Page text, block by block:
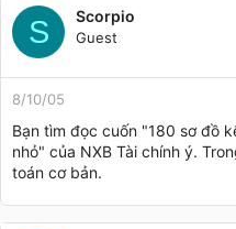
S Scorpio
Guest
8/10/05
Bạn tìm đọc cuốn "180 sơ đồ
nhỏ" của NXB Tài chính ý.
toán cơ bản.